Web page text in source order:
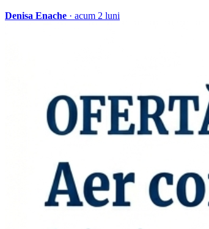
Denisa Enache · acum 2 luni